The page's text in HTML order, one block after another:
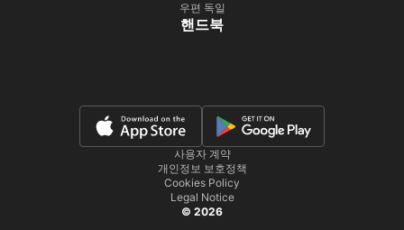
우편 독일
핸드북
사용자 계약
개인정보 보호정책
Cookies Policy
Legal Notice
© 2026